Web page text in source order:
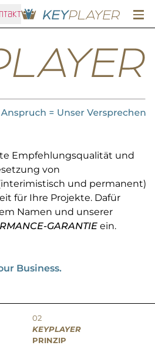
Empfehlungsqualität und
von
und permanent)
für Ihre Projekte. Dafür
Namen und unserer
GARANTIE ein.
Business.
02
KEYPLAYER
PRINZIP